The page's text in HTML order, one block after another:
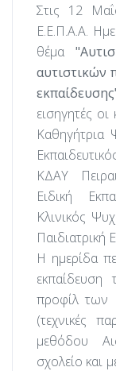
Στις 12
Ε.Ε.Π.Α.Α.
θέμα
αυτιστικών
εισηγητές
Καθηγήτρια
ΚΔΑΥ
Ειδική
Κλινικός
Παιδιατρική
Η ημερίδα
προφίλ των
(τεχνικές
μεθόδου
σχολείο και